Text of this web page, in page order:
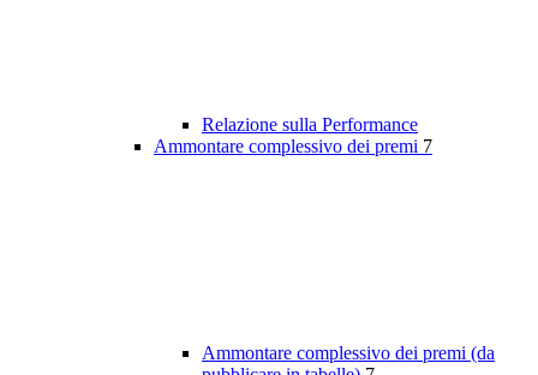
Relazione sulla Performance
Ammontare complessivo dei premi 7
Ammontare complessivo dei premi (da